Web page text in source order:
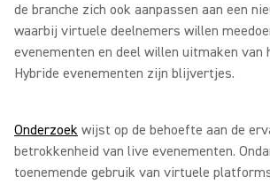
de branche zich ook aanpassen aan een
waarbij virtuele deelnemers willen
evenementen en deel willen uitmaken van
Hybride evenementen zijn blijvertjes.
Onderzoek wijst op de behoefte aan de
betrokkenheid van live evenementen.
toenemende gebruik van virtuele